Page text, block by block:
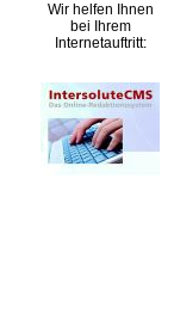
Wir helfen Ihnen
bei Ihrem
Internetauftritt: